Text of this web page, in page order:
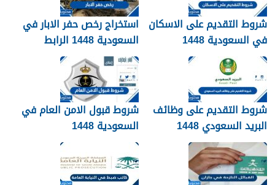
شروط التقديم على الاسكان
في السعودية 1448
استخراج رخص حفر الابار في
السعودية 1448 الرابط
والشروط بالتفصيل
شروط التقديم على وظائف
البريد السعودي 1448
شروط قبول الامن العام في
السعودية 1448